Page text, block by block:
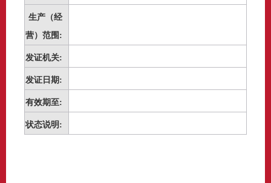
生产（经
营）范围:
发证机关:
发证日期:
有效期至:
状态说明: